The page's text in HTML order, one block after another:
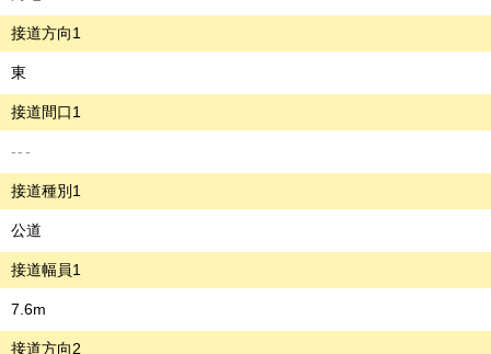
接道方向1
東
接道間口1
---
接道種別1
公道
接道幅員1
7.6m
接道方向2